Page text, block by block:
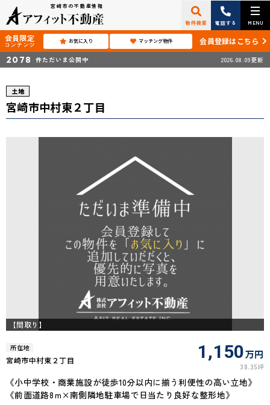
宮崎市の不動産情報
物件検索 電話する MENU
会員限定
コンテンツ お気に入り マッチング物件 会員登録はこちら
2078 件ただいま公開中 2026.08.09更新
土地
宮崎市中村東２丁目
【間取り】
所在地
宮崎市中村東２丁目 1,150万円
38.35坪
《小中学校・商業施設が徒歩10分以内に揃う利便性の高い立地》
《前面道路8ｍ×南側隣地駐車場で日当たり良好な整形地》